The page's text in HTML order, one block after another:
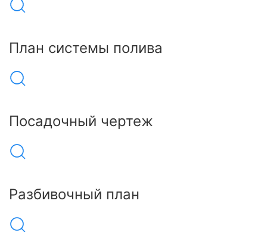
План системы полива
Посадочный чертеж
Разбивочный план